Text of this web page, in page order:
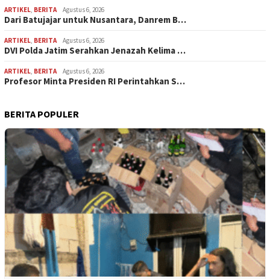
ARTIKEL BERITA Agustus 6, 2026
Dari Batujajar untuk Nusantara, Danrem B…
ARTIKEL BERITA Agustus 6, 2026
DVI Polda Jatim Serahkan Jenazah Kelima …
ARTIKEL BERITA Agustus 6, 2026
Profesor Minta Presiden RI Perintahkan S…
BERITA POPULER